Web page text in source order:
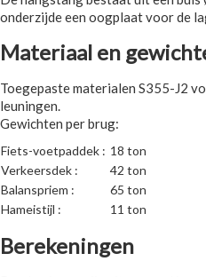
onderzijde een oogplaat voor de
Materiaal en
Toegepaste materialen S355-J2
leuningen.
Gewichten per brug:
Fiets-voetpaddek : 18 ton
Verkeersdek :
42 ton
Balanspriem :
65 ton
Hameistijl :
11 ton
Berekeningen